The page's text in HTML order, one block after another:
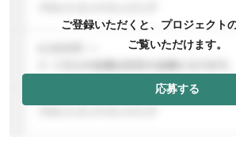
ご登録いただくと、プロジェクト
ご覧いただけます。
応募する